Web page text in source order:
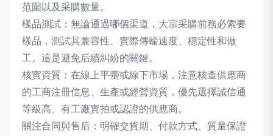
范圍以及采購數量。
樣品測試：無論通過哪個渠道，大宗采購前務必索要
樣品，測試其兼容性、實際傳輸速度、穩定性和做
工。這是避免后續糾紛的關鍵。
核實資質：在線上平臺或線下市場，注意核查供應商
的工商注冊信息、生產或經營資質，優先選擇誠信通
等級高、有工廠實拍或認證的供應商。
關注合同與售后：明確交貨期、付款方式、質量保證